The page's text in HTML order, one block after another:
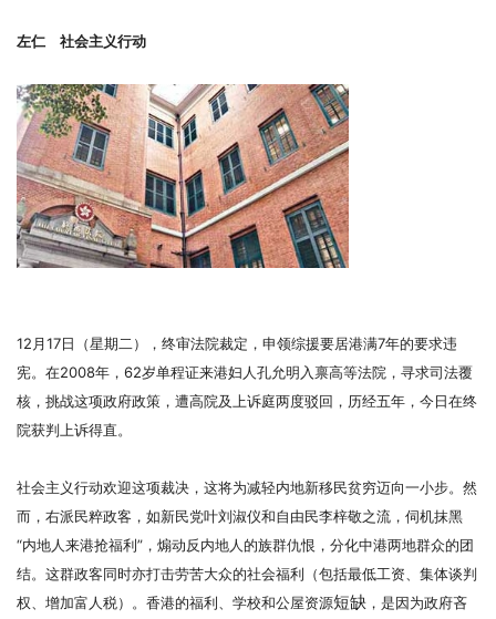
左仁 社会主义行动
12月17日（星期二），终审法院裁定，申领综援要居港满7年的要求违
宪。 在2008年，62岁单程证来港妇人孔允明入禀高等法院，寻求司法覆
核，挑战这项政府政策，遭高院及上诉庭两度驳回，历经五年，今日在终
院获判上诉得直。
社会主义行动欢迎这项裁决，这将为减轻内地新移民贫穷迈向一小步。然
而，右派民粹政客，如新民党叶刘淑仪和自由民李梓敬之流，伺机抹黑
“内地人来港抢福利”，煽动反内地人的族群仇恨，分化中港两地群众的团
结。 这群政客同时亦打击劳苦大众的社会福利（包括最低工资、集体谈判
权、增加富人税）。香港的福利、学校和公屋资源短缺 ，是因为政府吝